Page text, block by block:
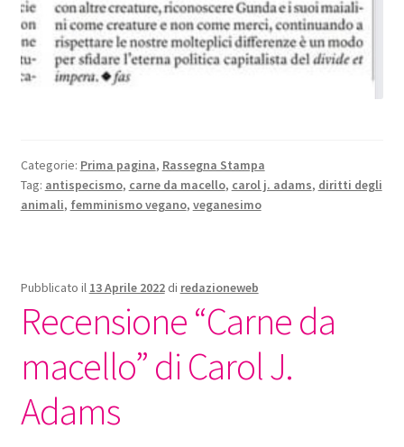
Categorie: Prima pagina, Rassegna Stampa
Tag: antispecismo, carne da macello, carol j. adams, diritti degli
animali, femminismo vegano, veganesimo
Pubblicato il 13 Aprile 2022 di redazioneweb
Recensione “Carne da
macello” di Carol J.
Adams